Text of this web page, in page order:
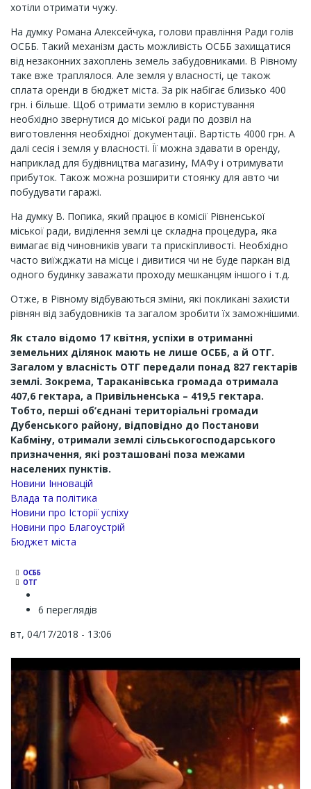
хотіли отримати чужу.
На думку Романа Алексейчука, голови правління Ради голів
ОСББ. Такий механізм дасть можливість ОСББ захищатися
від незаконних захоплень земель забудовниками. В Рівному
таке вже траплялося. Але земля у власності, це також
сплата оренди в бюджет міста. За рік набігає близько 400
грн. і більше. Щоб отримати землю в користування
необхідно звернутися до міської ради по дозвіл на
виготовлення необхідної документації. Вартість 4000 грн. А
далі сесія і земля у власності. Її можна здавати в оренду,
наприклад для будівництва магазину, МАФу і отримувати
прибуток. Також можна розширити стоянку для авто чи
побудувати гаражі.
На думку В. Попика, який працює в комісії Рівненської
міської ради, виділення землі це складна процедура, яка
вимагає від чиновників уваги та прискіпливості. Необхідно
часто виїжджати на місце і дивитися чи не буде паркан від
одного будинку заважати проходу мешканцям іншого і т.д.
Отже, в Рівному відбуваються зміни, які покликані захисти
рівнян від забудовників та загалом зробити їх заможнішими.
Як стало відомо 17 квітня, успіхи в отриманні
земельних ділянок мають не лише ОСББ, а й ОТГ.
Загалом у власність ОТГ передали понад 827 гектарів
землі. Зокрема, Тараканівська громада отримала
407,6 гектара, а Привільненська – 419,5 гектара.
Тобто, перші об’єднані територіальні громади
Дубенського району, відповідно до Постанови
Кабміну, отримали землі сільськогосподарського
призначення, які розташовані поза межами
населених пунктів.
Новини Інновацій
Влада та політика
Новини про Історії успіху
Новини про Благоустрій
Бюджет міста
ОСББ
ОТГ
6 переглядів
вт, 04/17/2018 - 13:06